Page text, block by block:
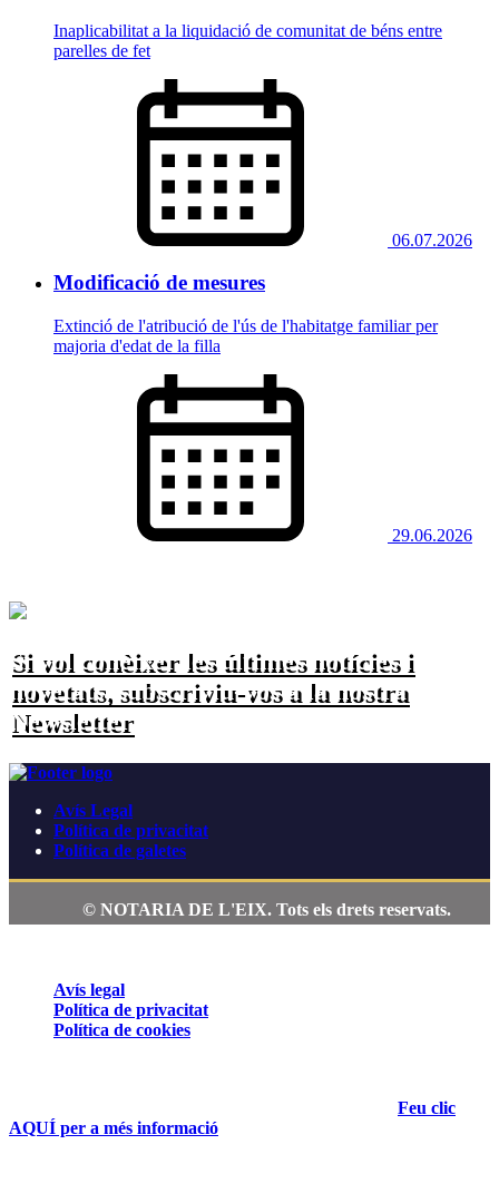
Inaplicabilitat a la liquidació de comunitat de béns entre
parelles de fet
06.07.2026
Modificació de mesures
Extinció de l'atribució de l'ús de l'habitatge familiar per
majoria d'edat de la filla
29.06.2026
Si vol conèixer les últimes notícies i
novetats, subscriviu-vos a la nostra
Newsletter
Avís Legal
Política de privacitat
Política de galetes
© NOTARIA DE L'EIX. Tots els drets reservats.
Avís legal
Política de privacitat
Política de cookies
Feu clic
AQUÍ per a més informació